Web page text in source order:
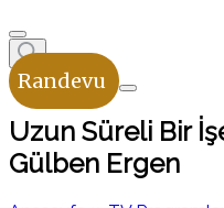
Randevu
Uzun Süreli Bir
Gülben Ergen